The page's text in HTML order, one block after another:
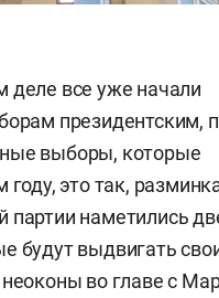
все уже начали
президентским,
выборы, которые
году, это так,
партии наметились
будут выдвигать
во главе с